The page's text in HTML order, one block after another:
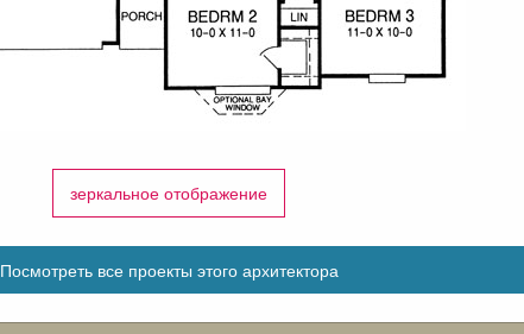
зеркальное отображение
Посмотреть все проекты этого архитектора